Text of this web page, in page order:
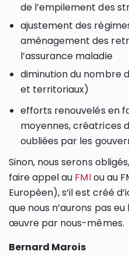
de l’empilement des
ajustement des
aménagement des
l’assurance maladie
diminution du nombre
et territoriaux)
efforts renouvelés en
moyennes, créatrices
oubliées par les
Sinon, nous serons
faire appel au FMIou au
Européen), s’il est créé
que nous n’aurons pas
œuvre par nous-mêmes.
Bernard Marois